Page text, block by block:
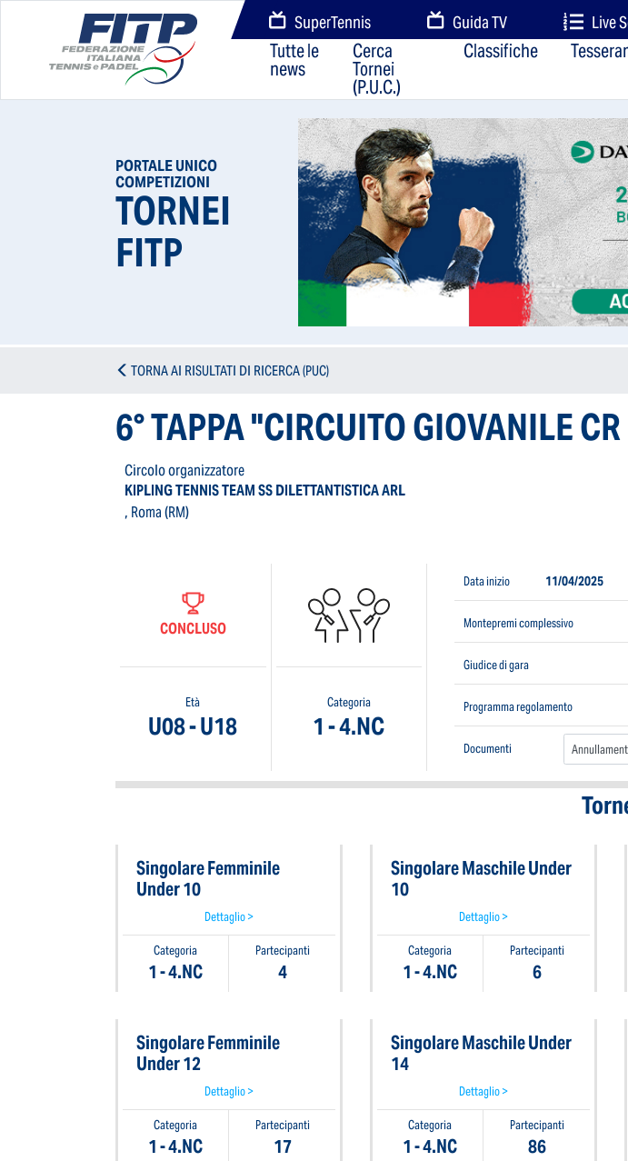
SuperTennis Guida TV Live
Tutte le
news
Cerca
Tornei
(P.U.C.)
Classifiche
PORTALE UNICO
COMPETIZIONI
TORNEI
FITP
TORNA AI RISULTATI DI RICERCA (PUC)
6° TAPPA "CIRCUITO GIOVANILE
Circolo organizzatore
KIPLING TENNIS TEAM SS DILETTANTISTICA ARL
, Roma (RM)
CONCLUSO
Età
U08 - U18
Categoria
1 - 4.NC
Data inizio 11/04/2025
Montepremi complessivo
Giudice di gara
Programma regolamento
Documenti
Singolare Femminile
Under 10
Dettaglio >
Categoria
1 - 4.NC
Partecipanti
4
Singolare Maschile Under
10
Dettaglio >
Categoria
1 - 4.NC
Partecipanti
6
Singolare Femminile
Under 12
Dettaglio >
Categoria
1 - 4.NC
Partecipanti
17
Singolare Maschile Under
14
Dettaglio >
Categoria
1 - 4.NC
Partecipanti
86